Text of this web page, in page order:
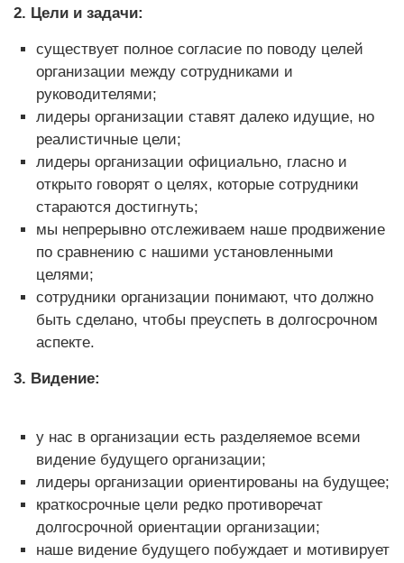
2. Цели и задачи:
существует полное согласие по поводу целей
организации между сотрудниками и
руководителями;
лидеры организации ставят далеко идущие, но
реалистичные цели;
лидеры организации официально, гласно и
открыто говорят о целях, которые сотрудники
стараются достигнуть;
мы непрерывно отслеживаем наше продвижение
по сравнению с нашими установленными
целями;
сотрудники организации понимают, что должно
быть сделано, чтобы преуспеть в долгосрочном
аспекте.
3. Видение:
у нас в организации есть разделяемое всеми
видение будущего организации;
лидеры организации ориентированы на будущее;
краткосрочные цели редко противоречат
долгосрочной ориентации организации;
наше видение будущего побуждает и мотивирует